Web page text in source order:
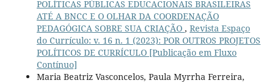
POLÍTICAS PÚBLICAS EDUCACIONAIS BRASILEIRAS
ATÉ A BNCC E O OLHAR DA COORDENAÇÃO
PEDAGÓGICA SOBRE SUA CRIAÇÃO , Revista Espaço
do Currículo: v. 16 n. 1 (2023): POR OUTROS PROJETOS
POLÍTICOS DE CURRÍCULO [Publicação em Fluxo
Contínuo]
Maria Beatriz Vasconcelos, Paula Myrrha Ferreira,